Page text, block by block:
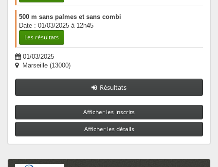
500 m sans palmes et sans combi
Date : 01/03/2025 à 12h45
Les résultats
01/03/2025
Marseille (13000)
Résultats
Afficher les inscrits
Afficher les détails